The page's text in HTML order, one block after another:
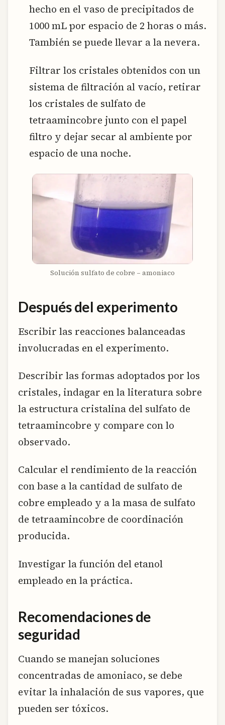
hecho en el vaso de precipitados de
1000 mL por espacio de 2 horas o más.
También se puede llevar a la nevera.
Filtrar los cristales obtenidos con un
sistema de filtración al vacío, retirar
los cristales de sulfato de
tetraamincobre junto con el papel
filtro y dejar secar al ambiente por
espacio de una noche.
Solución sulfato de cobre – amoniaco
Después del experimento
Escribir las reacciones balanceadas
involucradas en el experimento.
Describir las formas adoptados por los
cristales, indagar en la literatura sobre
la estructura cristalina del sulfato de
tetraamincobre y compare con lo
observado.
Calcular el rendimiento de la reacción
con base a la cantidad de sulfato de
cobre empleado y a la masa de sulfato
de tetraamincobre de coordinación
producida.
Investigar la función del etanol
empleado en la práctica.
Recomendaciones de
seguridad
Cuando se manejan soluciones
concentradas de amoniaco, se debe
evitar la inhalación de sus vapores, que
pueden ser tóxicos.